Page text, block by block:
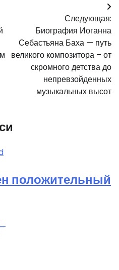
Следующая:
Биография Иоганна
Себастьяна Баха — путь
великого композитора – от
скромного детства до
непревзойденных
музыкальных высот
положительный